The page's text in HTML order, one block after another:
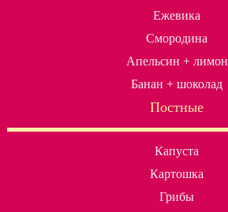
Ежевика
Смородина
Апельсин + лимон
Банан + шоколад
Постные
Капуста
Картошка
Грибы